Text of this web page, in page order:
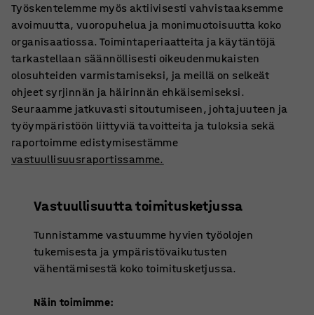
Työskentelemme myös aktiivisesti vahvistaaksemme
avoimuutta, vuoropuhelua ja monimuotoisuutta koko
organisaatiossa. Toimintaperiaatteita ja käytäntöjä
tarkastellaan säännöllisesti oikeudenmukaisten
olosuhteiden varmistamiseksi, ja meillä on selkeät
ohjeet syrjinnän ja häirinnän ehkäisemiseksi.
Seuraamme jatkuvasti sitoutumiseen, johtajuuteen ja
työympäristöön liittyviä tavoitteita ja tuloksia sekä
raportoimme edistymisestämme
vastuullisuusraportissamme.
Vastuullisuutta toimitusketjussa
Tunnistamme vastuumme hyvien työolojen
tukemisesta ja ympäristövaikutusten
vähentämisestä koko toimitusketjussa.
Näin toimimme: